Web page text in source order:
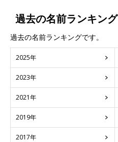
過去の名前ランキング
過去の名前ランキングです。
2025年
2023年
2021年
2019年
2017年